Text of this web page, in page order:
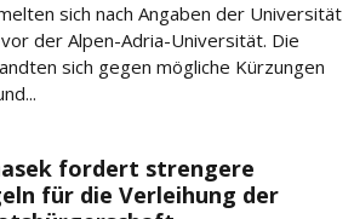
sich nach Angaben der Universität
der Alpen-Adria-Universität. Die
sich gegen mögliche Kürzungen
fordert strengere
für die Verleihung der